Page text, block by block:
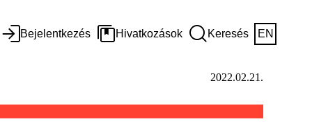
Bejelentkezés Hivatkozások Keresés EN
2022.02.21.